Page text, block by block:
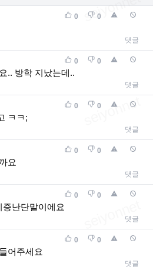
0 0
댓글
0 0
.. 방학 지났는데..
댓글
0 0
ㅋㅋ;
댓글
0 0
요
댓글
0 0
난단말이에요
댓글
0 0
어주세요
댓글